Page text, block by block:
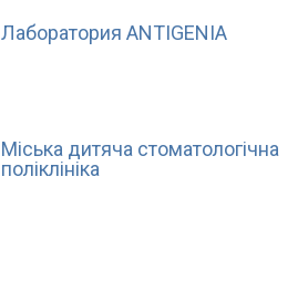
Лаборатория ANTIGENIA
Міська дитяча стоматологічна
поліклініка